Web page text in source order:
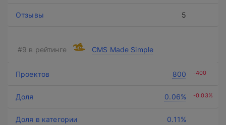
5
CMS Made Simple
800 -400
0.06% -0.03%
0.11%